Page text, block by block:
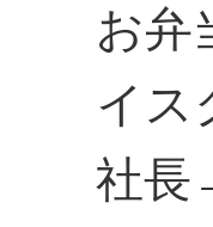
お弁
イス
社長